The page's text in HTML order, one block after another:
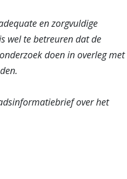
en zorgvuldige
wel te betreuren dat de
doen in overleg met
over het